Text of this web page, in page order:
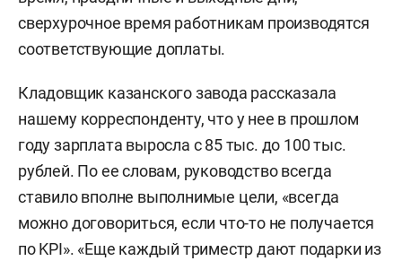
сверхурочное время работникам производятся
соответствующие доплаты.
Кладовщик казанского завода рассказала
нашему корреспонденту, что у нее в прошлом
году зарплата выросла с 85 тыс. до 100 тыс.
рублей. По ее словам, руководство всегда
ставило вполне выполнимые цели, «всегда
можно договориться, если что-то не получается
по KPI». «Еще каждый триместр дают подарки из